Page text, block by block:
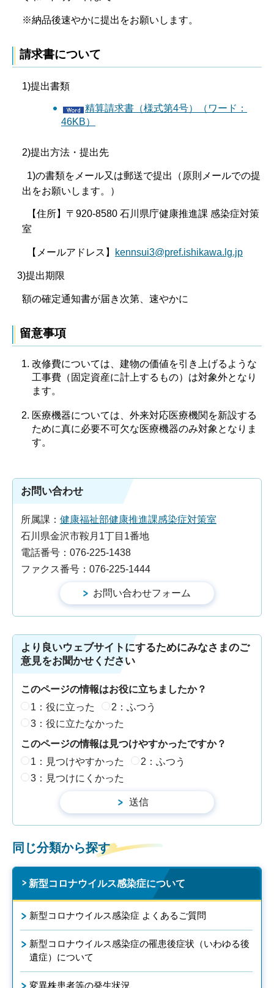
※納品後速やかに提出をお願いします。
請求書について
1)提出書類
精算請求書（様式第4号）（ワード：
46KB）
2)提出方法・提出先
1)の書類をメール又は郵送で提出（原則メールでの提
出をお願いします。）
【住所】〒920-8580 石川県庁健康推進課 感染症対策
室
【メールアドレス】 kennsui3@pref.ishikawa.lg.jp
3)提出期限
額の確定通知書が届き次第、速やかに
留意事項
改修費については、建物の価値を引き上げるような
工事費（固定資産に計上するもの）は対象外となり
ます。
医療機器については、外来対応医療機関を新設する
ために真に必要不可欠な医療機器のみ対象となりま
す。
お問い合わせ
所属課： 健康福祉部健康推進課感染症対策室
石川県金沢市鞍月1丁目1番地
電話番号：076-225-1438
ファクス番号：076-225-1444
より良いウェブサイトにするためにみなさまのご
意見をお聞かせください
このページの情報はお役に立ちましたか？
1：役に立った
2：ふつう
3：役に立たなかった
このページの情報は見つけやすかったですか？
1：見つけやすかった
2：ふつう
3：見つけにくかった
同じ分類から探す
新型コロナウイルス感染症について
新型コロナウイルス感染症 よくあるご質問
新型コロナウイルス感染症の罹患後症状（いわゆる後
遺症）について
変異株患者等の発生状況